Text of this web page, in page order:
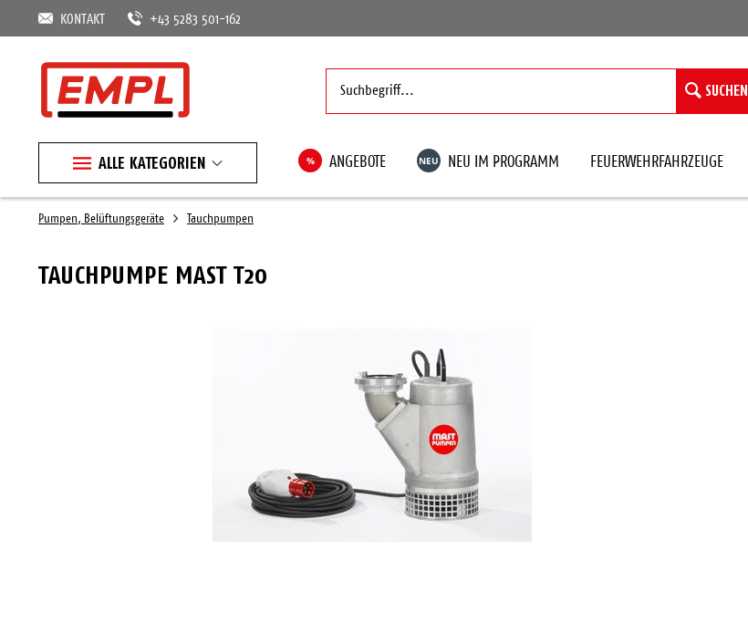
KONTAKT +43 5283 501-162
SUCHEN
ALLE KATEGORIEN % ANGEBOTE NEU NEU IM PROGRAMM FEUERWEHRFAHRZEUGE
Pumpen, Belüftungsgeräte Tauchpumpen
TAUCHPUMPE MAST T20